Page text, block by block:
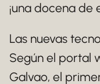
¡una docena de
Las nuevas
Según el portal
Galvao, el